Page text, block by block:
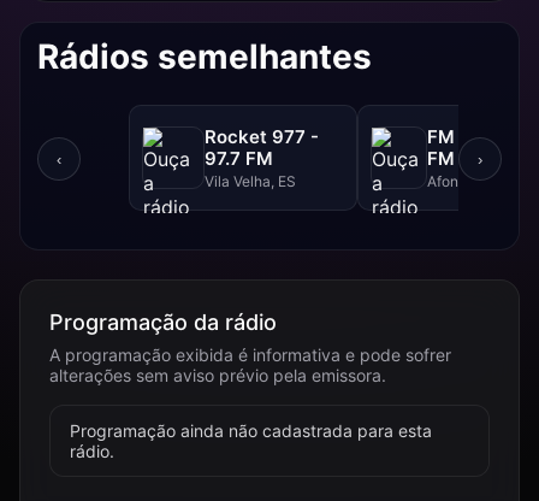
Rádios semelhantes
‹
Rocket 977 -
97.7 FM
Vila Velha, ES
FM Super -
FM
Afonso Claudio,
›
Programação da rádio
A programação exibida é informativa e pode sofrer
alterações sem aviso prévio pela emissora.
Programação ainda não cadastrada para esta
rádio.